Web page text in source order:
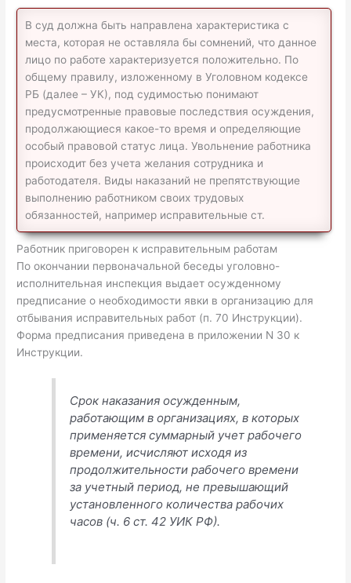
В суд должна быть направлена характеристика с
места, которая не оставляла бы сомнений, что данное
лицо по работе характеризуется положительно. По
общему правилу, изложенному в Уголовном кодексе
РБ (далее – УК), под судимостью понимают
предусмотренные правовые последствия осуждения,
продолжающиеся какое-то время и определяющие
особый правовой статус лица. Увольнение работника
происходит без учета желания сотрудника и
работодателя. Виды наказаний не препятствующие
выполнению работником своих трудовых
обязанностей, например исправительные ст.
Работник приговорен к исправительным работам
По окончании первоначальной беседы уголовно-
исполнительная инспекция выдает осужденному
предписание о необходимости явки в организацию для
отбывания исправительных работ (п. 70 Инструкции).
Форма предписания приведена в приложении N 30 к
Инструкции.
Срок наказания осужденным,
работающим в организациях, в которых
применяется суммарный учет рабочего
времени, исчисляют исходя из
продолжительности рабочего времени
за учетный период, не превышающий
установленного количества рабочих
часов (ч. 6 ст. 42 УИК РФ).